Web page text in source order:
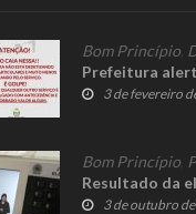
Bom Princípio
Prefeitura
3 de fevereiro
Bom Princípio
Resultado da
3 de outubro